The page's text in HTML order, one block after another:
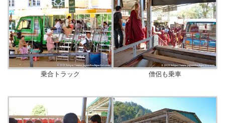
乗合トラック 僧侶も乗車